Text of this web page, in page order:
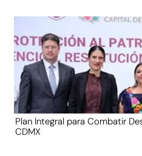
Plan Integral para Combatir
CDMX